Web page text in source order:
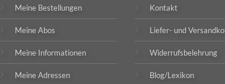
Meine Bestellungen
Meine Abos
Meine Informationen
Meine Adressen
Kontakt
Liefer- und
Widerrufsbelehrung
Blog/Lexikon